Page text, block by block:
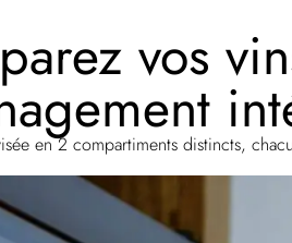
vos
en 2 compartiments distincts,